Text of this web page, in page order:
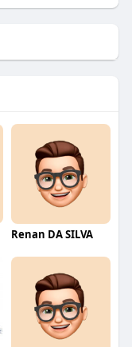
Renan DA SILVA